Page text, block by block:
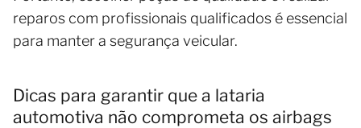
reparos com profissionais qualificados é essencial
para manter a segurança veicular.
Dicas para garantir que a lataria
automotiva não comprometa os airbags